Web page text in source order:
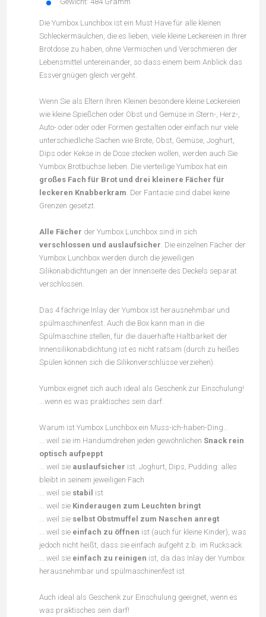
Die Yumbox Lunchbox ist ein Must Have für alle kleinen
Schleckermäulchen, die es lieben, viele kleine Leckereien in Ihrer
Brotdose zu haben, ohne Vermischen und Verschmieren der
Lebensmittel untereinander, so dass einem beim Anblick das
Essvergnügen gleich vergeht.
Wenn Sie als Eltern Ihren Kleinen besondere kleine Leckereien
wie kleine Spießchen oder Obst und Gemüse in Stern-, Herz-,
Auto- oder oder oder Formen gestalten oder einfach nur viele
unterschiedliche Sachen wie Brote, Obst, Gemüse, Joghurt,
Dips oder Kekse in de Dose stecken wollen, werden auch Sie
Yumbox Brotbüchse lieben. Die vierteilige Yumbox hat ein
großes Fach für Brot und drei kleinere Fächer für
leckeren Knabberkram. Der Fantasie sind dabei keine
Grenzen gesetzt.
Alle Fächer der Yumbox Lunchbox sind in sich
verschlossen und auslaufsicher. Die einzelnen Fächer der
Yumbox Lunchbox werden durch die jeweiligen
Silikonabdichtungen an der Innenseite des Deckels separat
verschlossen.
Das 4 fächrige Inlay der Yumbox ist herausnehmbar und
spülmaschinenfest. Auch die Box kann man in die
Spülmaschine stellen, für die dauerhafte Haltbarkeit der
Innensilikonabdichtung ist es nicht ratsam (durch zu heißes
Spülen können sich die Silikonverschlüsse verziehen).
Yumbox eignet sich auch ideal als Geschenk zur Einschulung!
...wenn es was praktisches sein darf.
Warum ist Yumbox Lunchbox ein Muss-ich-haben-Ding...
... weil sie im Handumdrehen jeden gewöhnlichen Snack rein
optisch aufpeppt
... weil sie auslaufsicher ist. Joghurt, Dips, Pudding: alles
bleibt in seinem jeweiligen Fach
... weil sie stabil ist
... weil sie Kinderaugen zum Leuchten bringt
... weil sie selbst Obstmuffel zum Naschen anregt
... weil sie einfach zu öffnen ist (auch für kleine Kinder), was
jedoch nicht heißt, dass sie einfach aufgeht z.b. im Rucksack
... weil sie einfach zu reinigen ist, da das Inlay der Yumbox
herausnehmbar und spülmaschinenfest ist
Auch ideal als Geschenk zur Einschulung geeignet, wenn es
was praktisches sein darf!